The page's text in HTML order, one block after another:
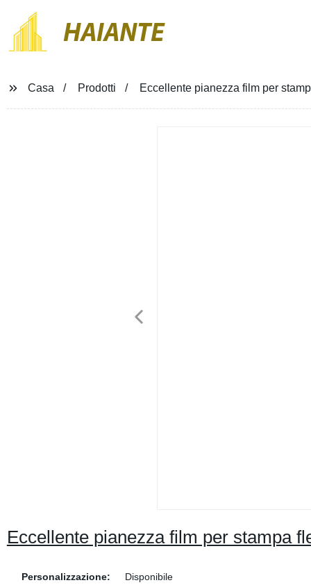
HAIANTE
Casa Prodotti Eccellente pianezza film per
Eccellente pianezza film per stampa
Personalizzazione:
Disponibile